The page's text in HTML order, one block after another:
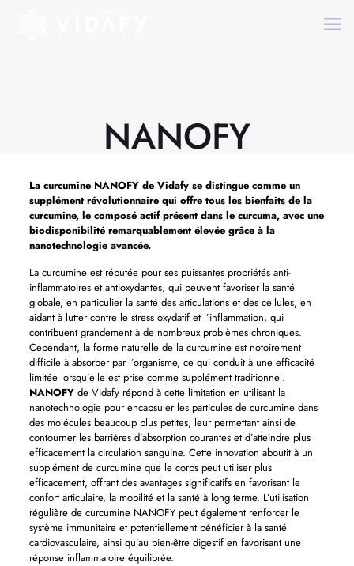
NANOFY
La curcumine NANOFYde Vidafy se distingue comme un
supplément révolutionnaire qui offre tous les bienfaits de la
curcumine, le composé actif présent dans le curcuma, avec une
biodisponibilité remarquablement élevée grâce à la
nanotechnologie avancée.
La curcumine est réputée pour ses puissantes propriétés anti-
inflammatoires et antioxydantes, qui peuvent favoriser la santé
globale, en particulier la santé des articulations et des cellules, en
aidant à lutter contre le stress oxydatif et l’inflammation, qui
contribuent grandement à de nombreux problèmes chroniques.
Cependant, la forme naturelle de la curcumine est notoirement
difficile à absorber par l’organisme, ce qui conduit à une efficacité
limitée lorsqu’elle est prise comme supplément traditionnel.
NANOFYde Vidafy répond à cette limitation en utilisant la
nanotechnologie pour encapsuler les particules de curcumine dans
des molécules beaucoup plus petites, leur permettant ainsi de
contourner les barrières d’absorption courantes et d’atteindre plus
efficacement la circulation sanguine. Cette innovation aboutit à un
supplément de curcumine que le corps peut utiliser plus
efficacement, offrant des avantages significatifs en favorisant le
confort articulaire, la mobilité et la santé à long terme. L’utilisation
régulière de curcumine NANOFY peut également renforcer le
système immunitaire et potentiellement bénéficier à la santé
cardiovasculaire, ainsi qu’au bien-être digestif en favorisant une
réponse inflammatoire équilibrée.